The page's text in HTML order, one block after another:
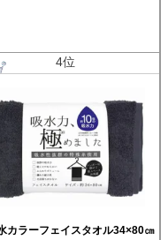
4位
カラーフェイスタオル34×80㎝